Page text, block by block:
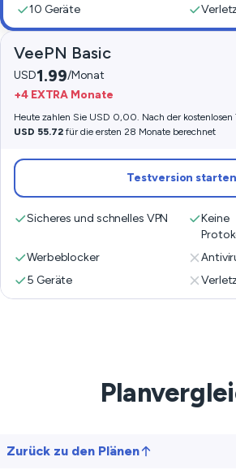
10 Geräte
VeePN Basic
USD1.99/Monat
+4 EXTRA Monate
Heute zahlen Sie USD 0,00. Nach der kostenlosen
USD 55.72 für die ersten 28 Monate berechnet
Testversion starten
Sicheres und schnelles VPN
Keine
Werbeblocker
5 Geräte
Zurück zu den Plänen